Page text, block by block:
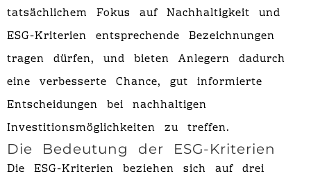
tatsächlichem Fokus auf Nachhaltigkeit und
ESG-Kriterien entsprechende Bezeichnungen
tragen dürfen, und bieten Anlegern dadurch
eine verbesserte Chance, gut informierte
Entscheidungen bei nachhaltigen
Investitionsmöglichkeiten zu treffen.
Die Bedeutung der ESG-Kriterien
Die ESG-Kriterien beziehen sich auf drei